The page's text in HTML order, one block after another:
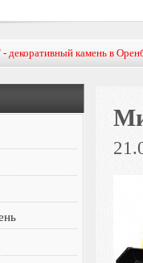
декоративный камень в